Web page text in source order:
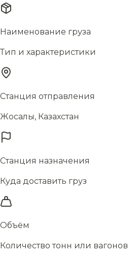
Наименование груза
Тип и характеристики
Станция отправления
Жосалы, Казахстан
Станция назначения
Куда доставить груз
Объём
Количество тонн или вагонов